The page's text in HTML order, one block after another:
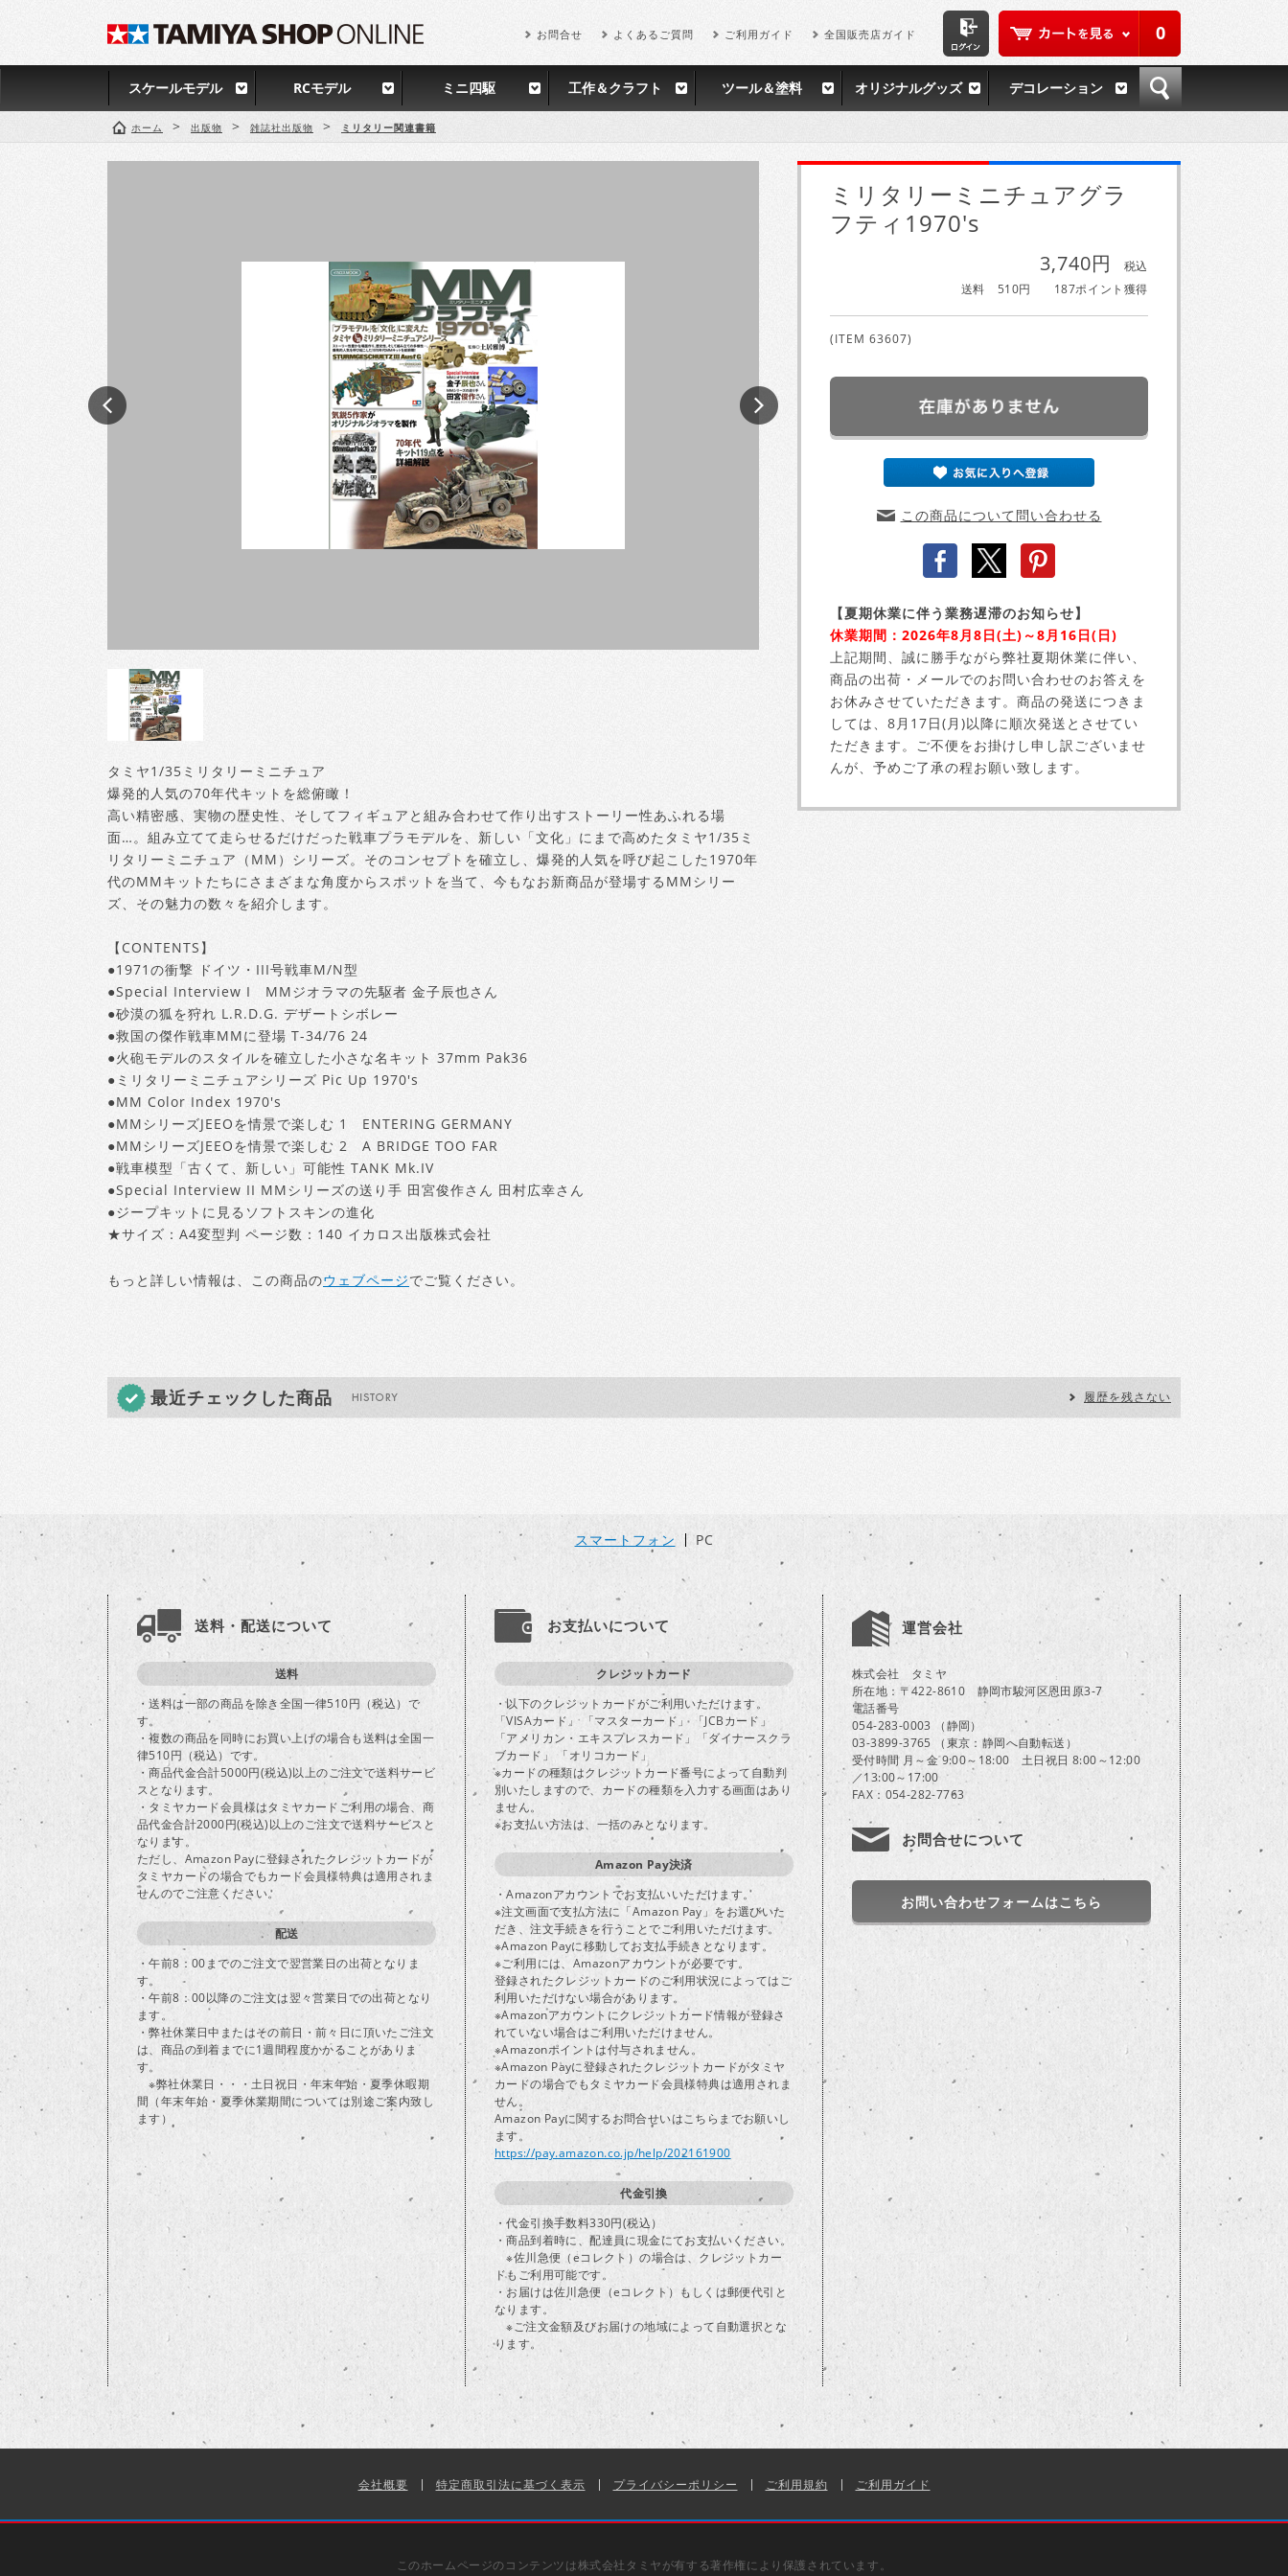
0
お問合せ よくあるご質問 ご利用ガイド 全国販売店ガイド
スケールモデル RCモデル ミニ四駆 工作＆クラフト ツール＆塗料 オリジナルグッズ デコレーション
ホーム > 出版物 > 雑誌社出版物 > ミリタリー関連書籍
タミヤ1/35ミリタリーミニチュア
爆発的人気の70年代キットを総俯瞰！
高い精密感、実物の歴史性、そしてフィギュアと組み合わせて作り出すストーリー性あふれる場
面…。組み立てて走らせるだけだった戦車プラモデルを、新しい「文化」にまで高めたタミヤ1/35ミ
リタリーミニチュア（MM）シリーズ。そのコンセプトを確立し、爆発的人気を呼び起こした1970年
代のMMキットたちにさまざまな角度からスポットを当て、今もなお新商品が登場するMMシリー
ズ、その魅力の数々を紹介します。
【CONTENTS】
●1971の衝撃 ドイツ・III号戦車M/N型
●Special Interview I MMジオラマの先駆者 金子辰也さん
●砂漠の狐を狩れ L.R.D.G. デザートシボレー
●救国の傑作戦車MMに登場 T-34/76 24
●火砲モデルのスタイルを確立した小さな名キット 37mm Pak36
●ミリタリーミニチュアシリーズ Pic Up 1970's
●MM Color Index 1970's
●MMシリーズJEEOを情景で楽しむ 1 ENTERING GERMANY
●MMシリーズJEEOを情景で楽しむ 2 A BRIDGE TOO FAR
●戦車模型「古くて、新しい」可能性 TANK Mk.IV
●Special Interview II MMシリーズの送り手 田宮俊作さん 田村広幸さん
●ジープキットに見るソフトスキンの進化
★サイズ：A4変型判 ページ数：140 イカロス出版株式会社
もっと詳しい情報は、この商品のウェブページでご覧ください。
ミリタリーミニチュアグラ
フティ1970's
3,740円
税込
送料 510円
187ポイント獲得
(ITEM 63607)
この商品について問い合わせる
【夏期休業に伴う業務遅滞のお知らせ】
休業期間：2026年8月8日(土)～8月16日(日)
上記期間、誠に勝手ながら弊社夏期休業に伴い、
商品の出荷・メールでのお問い合わせのお答えを
お休みさせていただきます。商品の発送につきま
しては、8月17日(月)以降に順次発送とさせてい
ただきます。ご不便をお掛けし申し訳ございませ
んが、予めご了承の程お願い致します。
最近チェックした商品 履歴を残さない
スマートフォン PC
送料・配送について
送料
・送料は一部の商品を除き全国一律510円（税込）で
す。
・複数の商品を同時にお買い上げの場合も送料は全国一
律510円（税込）です。
・商品代金合計5000円(税込)以上のご注文で送料サービ
スとなります。
・タミヤカード会員様はタミヤカードご利用の場合、商
品代金合計2000円(税込)以上のご注文で送料サービスと
なります。
ただし、Amazon Payに登録されたクレジットカードが
タミヤカードの場合でもカード会員様特典は適用されま
せんのでご注意ください。
配送
・午前8：00までのご注文で翌営業日の出荷となりま
す。
・午前8：00以降のご注文は翌々営業日での出荷となり
ます。
・弊社休業日中またはその前日・前々日に頂いたご注文
は、商品の到着までに1週間程度かかることがありま
す。
※弊社休業日・・・土日祝日・年末年始・夏季休暇期
間（年末年始・夏季休業期間については別途ご案内致し
ます）
お支払いについて
クレジットカード
・以下のクレジットカードがご利用いただけます。
「VISAカード」 「マスターカード」 「JCBカード」
「アメリカン・エキスプレスカード」「ダイナースクラ
ブカード」 「オリコカード」
※カードの種類はクレジットカード番号によって自動判
別いたしますので、カードの種類を入力する画面はあり
ません。
※お支払い方法は、一括のみとなります。
Amazon Pay決済
・Amazonアカウントでお支払いいただけます。
※注文画面で支払方法に「Amazon Pay」をお選びいた
だき、注文手続きを行うことでご利用いただけます。
※Amazon Payに移動してお支払手続きとなります。
※ご利用には、Amazonアカウントが必要です。
登録されたクレジットカードのご利用状況によってはご
利用いただけない場合があります。
※Amazonアカウントにクレジットカード情報が登録さ
れていない場合はご利用いただけません。
※Amazonポイントは付与されません。
※Amazon Payに登録されたクレジットカードがタミヤ
カードの場合でもタミヤカード会員様特典は適用されま
せん。
Amazon Payに関するお問合せいはこちらまでお願いし
ます。
https://pay.amazon.co.jp/help/202161900
代金引換
・代金引換手数料330円(税込）
・商品到着時に、配達員に現金にてお支払いください。
※佐川急便（eコレクト）の場合は、クレジットカー
ドもご利用可能です。
・お届けは佐川急便（eコレクト）もしくは郵便代引と
なります。
※ご注文金額及びお届けの地域によって自動選択とな
ります。
運営会社
株式会社 タミヤ
所在地：〒422-8610 静岡市駿河区恩田原3-7
電話番号
054-283-0003 （静岡）
03-3899-3765 （東京：静岡へ自動転送）
受付時間 月～金 9:00～18:00 土日祝日 8:00～12:00
／13:00～17:00
FAX：054-282-7763
お問合せについて
お問い合わせフォームはこちら
会社概要 特定商取引法に基づく表示 プライバシーポリシー ご利用規約 ご利用ガイド
このホームページのコンテンツは株式会社タミヤが有する著作権により保護されています。